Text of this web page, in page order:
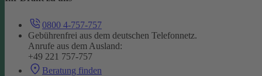
0800 4-757-757
Gebührenfrei aus dem deutschen Telefonnetz.
Anrufe aus dem Ausland:
+49 221 757-757
Beratung finden